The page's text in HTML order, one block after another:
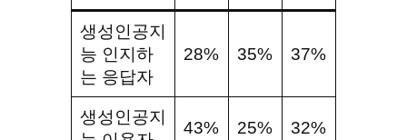
생성인공지
능 인지하
는 응답자
28% 35% 37%
생성인공지
43% 25% 32%